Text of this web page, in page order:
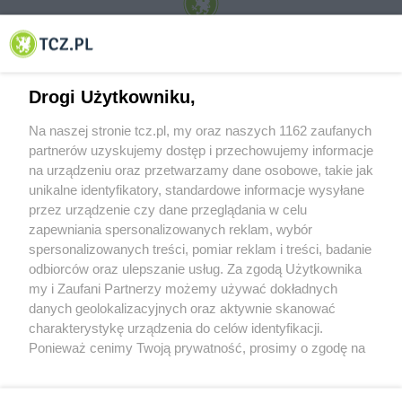
© 2001-2026 Tczew - TCZ.PL Sp. z o.o. Internetowy Serwis Informacyjny Miasta
O FIRMIE POLITYKA PRYWATNOŚCI HOSTING
REKLAMA WSPÓŁPRACA RSS FACEBOOK KONTAKT
Nasze serwisy
Aktualności
Tcz24
Muzyka i kultura
Archiwum wydarzeń
Drogi Użytkowniku,
Na naszej stronie tcz.pl, my oraz naszych 1162 zaufanych
partnerów uzyskujemy dostęp i przechowujemy informacje
na urządzeniu oraz przetwarzamy dane osobowe, takie jak
unikalne identyfikatory, standardowe informacje wysyłane
przez urządzenie czy dane przeglądania w celu
zapewniania spersonalizowanych reklam, wybór
spersonalizowanych treści, pomiar reklam i treści, badanie
odbiorców oraz ulepszanie usług. Za zgodą Użytkownika
my i Zaufani Partnerzy możemy używać dokładnych
danych geolokalizacyjnych oraz aktywnie skanować
charakterystykę urządzenia do celów identyfikacji.
Ponieważ cenimy Twoją prywatność, prosimy o zgodę na